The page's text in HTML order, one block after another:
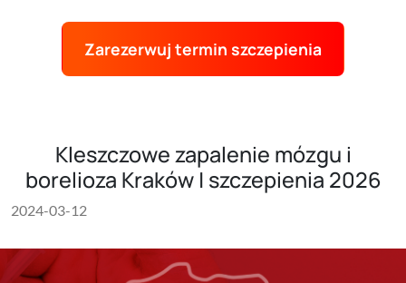
Zarezerwuj termin szczepienia
Kleszczowe zapalenie mózgu i
borelioza Kraków | szczepienia 2026
2024-03-12